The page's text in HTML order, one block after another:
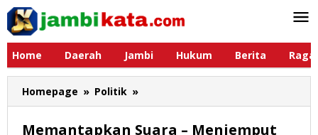
Lewati
konten
Home
Daerah Jambi Hukum Berita
Homepage » Politik »
Suara
Memantapkan Suara – Menjemput